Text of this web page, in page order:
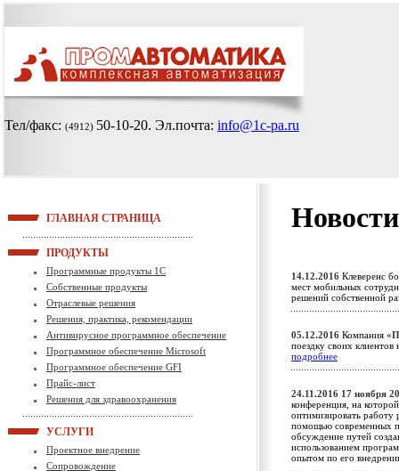
Тел/факс: (4912) 50-10-20. Эл.почта: info@1c-pa.ru
ГЛАВНАЯ СТРАНИЦА
ПРОДУКТЫ
Программные продукты 1С
Собственные продукты
Отраслевые решения
Решения, практика, рекомендации
Антивирусное программное обеспечение
Программное обеспечение Microsoft
Программное обеспечение GFI
Прайс-лист
Решения для здравоохранения
УСЛУГИ
Проектное внедрение
Сопровождение
14.12.2016 Клеверенс
мест мобильных
решений собственной
05.12.2016 Компания
поездку своих клиентов
подробнее
24.11.2016 17 ноября
конференция, на
оптимизировать работу
помощью современных
обсуждение путей
использованием
опытом по его